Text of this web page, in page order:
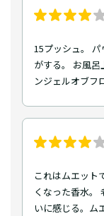
15プッシュ。
がする。 お風
ンジェルオブフ
これはムエット
くなった香水。
いに感じる。ム